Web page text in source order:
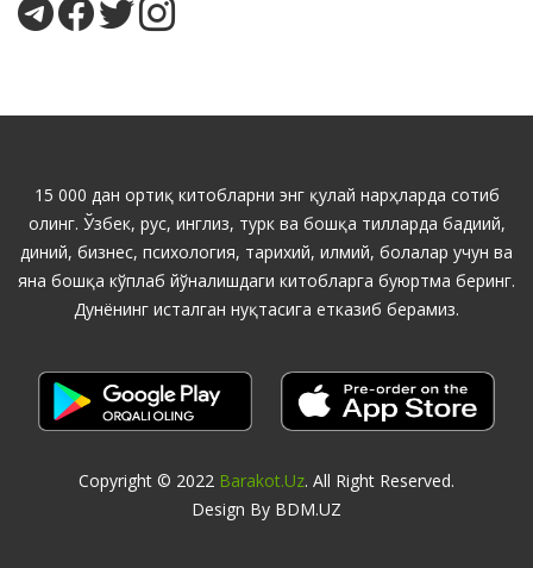
15 000 дан ортиқ китобларни энг қулай нарҳларда сотиб
олинг. Ўзбек, рус, инглиз, турк ва бошқа тилларда бадиий,
диний, бизнес, психология, тарихий, илмий, болалар учун ва
яна бошқа кўплаб йўналишдаги китобларга буюртма беринг.
Дунёнинг исталган нуқтасига етказиб берамиз.
Copyright © 2022 Barakot.uz. All Right Reserved.
Design By BDM.UZ